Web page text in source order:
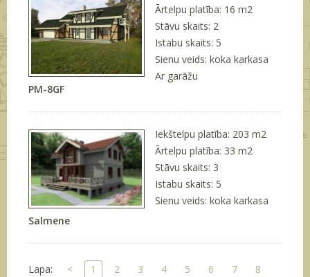
PM-8GF
Ārtelpu platība: 16 m2
Stāvu skaits: 2
Istabu skaits: 5
Sienu veids: koka karkasa
Ar garāžu
Salmene
Iekštelpu platība: 203 m2
Ārtelpu platība: 33 m2
Stāvu skaits: 3
Istabu skaits: 5
Sienu veids: koka karkasa
Lapa: < 1 2 3 4 5 6 7 8